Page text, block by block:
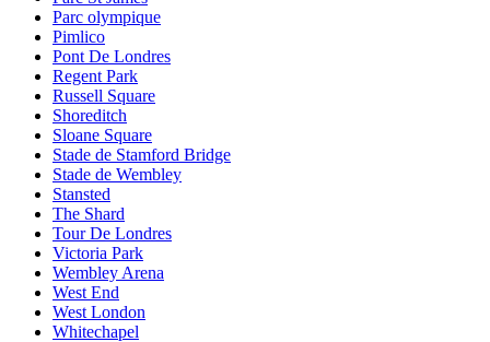
Parc olympique
Pimlico
Pont De Londres
Regent Park
Russell Square
Shoreditch
Sloane Square
Stade de Stamford Bridge
Stade de Wembley
Stansted
The Shard
Tour De Londres
Victoria Park
Wembley Arena
West End
West London
Whitechapel